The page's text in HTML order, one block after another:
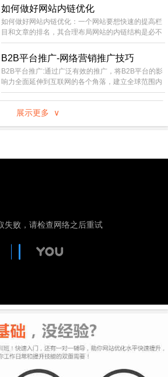
如何做好网站内链优化
如何做好网站内链优化：一个网站要想快速的提高栏
目和文章的排名，其合理布局网站的内链结构是必不
可少的。相当外部链接而言，内部链接就比较容易控
制，成本低。你直接就可以在自己的站上进行部署，
不像外部链接的不可控性比较大，需要大量的购买或
长期的积累才有办法实现稳定的SEO效果。
B2B平台推广-网络营销推广技巧
B2B平台推广:通过广泛有效的推广，将B2B平台的影
响力全面延伸到互联网的各个角落，建立全球范围内
领先的网络贸易集散中心，国内最具影响力和生命力
的B2B电子商务信息交互平台。建设全国范围内包括
行业、地域分类的企事业黄页，通过专业服务及先进
展示更多 ∨